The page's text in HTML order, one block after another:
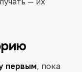
первым, пока